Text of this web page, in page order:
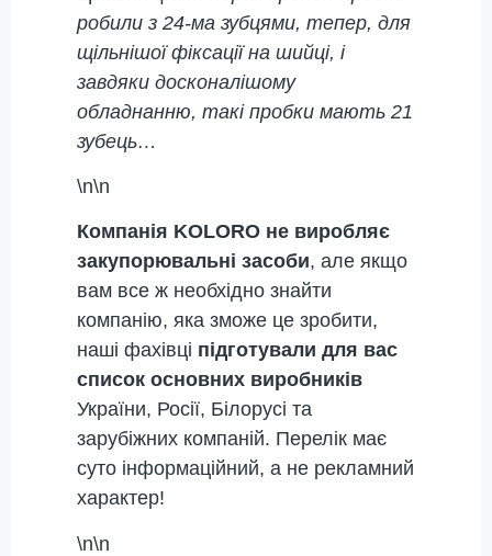
робили з 24-ма зубцями, тепер, для
щільнішої фіксації на шийці, і
завдяки досконалішому
обладнанню, такі пробки мають 21
зубець…
\n\n
Компанія KOLORO не виробляє
закупорювальні засоби, але якщо
вам все ж необхідно знайти
компанію, яка зможе це зробити,
наші фахівці підготували для вас
список основних виробників
України, Росії, Білорусі та
зарубіжних компаній. Перелік має
суто інформаційний, а не рекламний
характер!
\n\n